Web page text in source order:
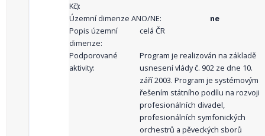
Kč):
Územní dimenze ANO/NE:
ne
Popis územní
dimenze:
celá ČR
Podporované
aktivity:
Program je realizován na základě
usnesení vlády č. 902 ze dne 10.
září 2003. Program je systémovým
řešením státního podílu na rozvoji
profesionálních divadel,
profesionálních symfonických
orchestrů a pěveckých sborů